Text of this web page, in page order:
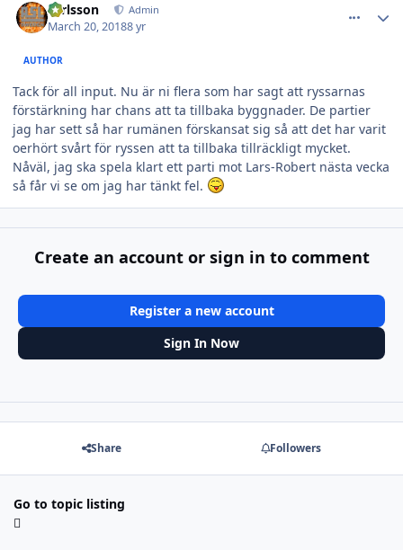
carlsson Admin
March 20, 20188 yr
AUTHOR
Tack för all input. Nu är ni flera som har sagt att ryssarnas
förstärkning har chans att ta tillbaka byggnader. De partier
jag har sett så har rumänen förskansat sig så att det har varit
oerhört svårt för ryssen att ta tillbaka tillräckligt mycket.
Nåväl, jag ska spela klart ett parti mot Lars-Robert nästa vecka
så får vi se om jag har tänkt fel.
Create an account or sign in to comment
Register a new account
Sign In Now
Share Followers
Go to topic listing